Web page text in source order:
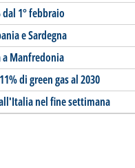
1° febbraio
e Sardegna
a Manfredonia
di green gas al 2030
nel fine settimana